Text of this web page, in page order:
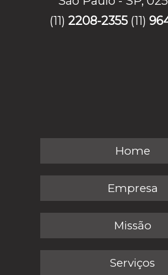
(11) 2208-2355 (11)
Home
Empresa
Missão
Serviços